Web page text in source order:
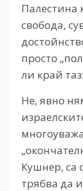
Палестина
свобода,
просто
ли край
Не, явно
Кушнер, са
трябва да